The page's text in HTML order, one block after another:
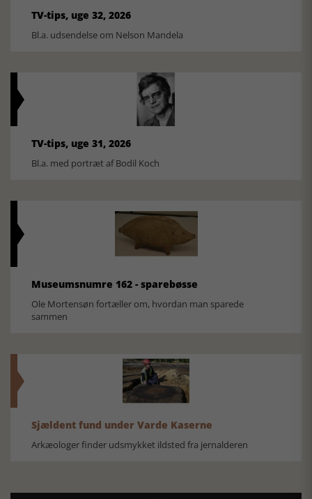
TV-tips, uge 32, 2026
Bl.a. udsendelse om Nelson Mandela
TV-tips, uge 31, 2026
Bl.a. med portræt af Bodil Koch
Museumsnumre 162 - sparebøsse
Ole Mortensøn fortæller om, hvordan man sparede
sammen
Sjældent fund under Varde Kaserne
Arkæologer finder udsmykket ildsted fra jernalderen